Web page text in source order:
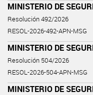
MINISTERIO DE
Resolución 492/2026
RESOL-2026-492-APN-MSG
MINISTERIO DE
Resolución 504/2026
RESOL-2026-504-APN-MSG
MINISTERIO DE